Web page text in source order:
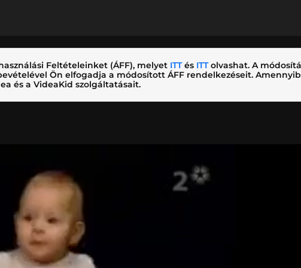
Feltételeinket (ÁFF), melyet ITTés ITTolvashat. A
Ön elfogadja a módosított ÁFF rendelkezéseit.
és a VideaKid szolgáltatásait.